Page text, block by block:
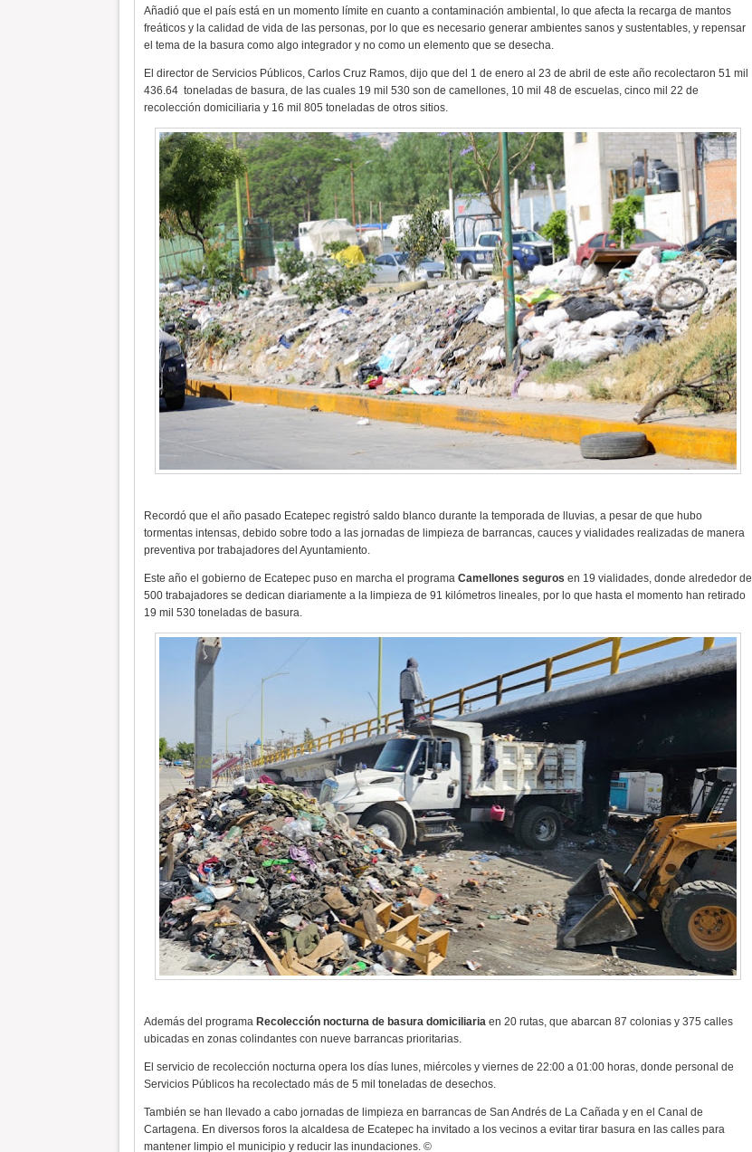
Añadió que el país está en un momento límite en cuanto a contaminación ambiental, lo que afecta la recarga de mantos
freáticos y la calidad de vida de las personas, por lo que es necesario generar ambientes sanos y sustentables, y repensar
el tema de la basura como algo integrador y no como un elemento que se desecha.
El director de Servicios Públicos, Carlos Cruz Ramos, dijo que del 1 de enero al 23 de abril de este año recolectaron 51 mil
436.64 toneladas de basura, de las cuales 19 mil 530 son de camellones, 10 mil 48 de escuelas, cinco mil 22 de
recolección domiciliaria y 16 mil 805 toneladas de otros sitios.
Recordó que el año pasado Ecatepec registró saldo blanco durante la temporada de lluvias, a pesar de que hubo
tormentas intensas, debido sobre todo a las jornadas de limpieza de barrancas, cauces y vialidades realizadas de manera
preventiva por trabajadores del Ayuntamiento.
Este año el gobierno de Ecatepec puso en marcha el programa Camellones seguros en 19 vialidades, donde alrededor de
500 trabajadores se dedican diariamente a la limpieza de 91 kilómetros lineales, por lo que hasta el momento han retirado
19 mil 530 toneladas de basura.
Además del programa Recolección nocturna de basura domiciliaria en 20 rutas, que abarcan 87 colonias y 375 calles
ubicadas en zonas colindantes con nueve barrancas prioritarias.
El servicio de recolección nocturna opera los días lunes, miércoles y viernes de 22:00 a 01:00 horas, donde personal de
Servicios Públicos ha recolectado más de 5 mil toneladas de desechos.
También se han llevado a cabo jornadas de limpieza en barrancas de San Andrés de La Cañada y en el Canal de
Cartagena. En diversos foros la alcaldesa de Ecatepec ha invitado a los vecinos a evitar tirar basura en las calles para
mantener limpio el municipio y reducir las inundaciones. ©